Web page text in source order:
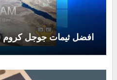
افضل ثيمات جوجل كروم 2020